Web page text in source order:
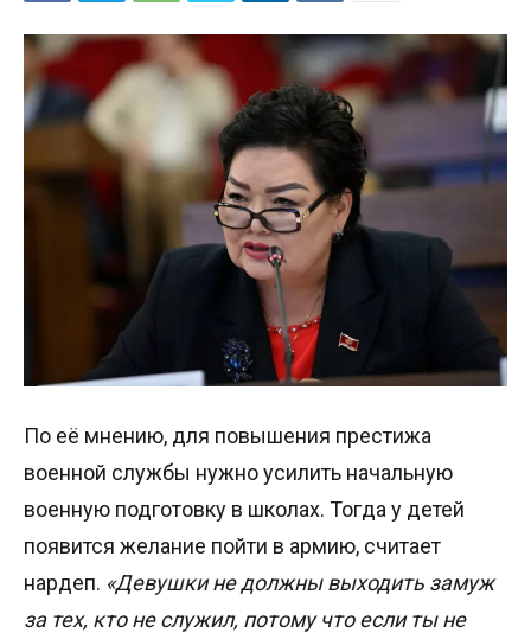
По её мнению, для повышения престижа
военной службы нужно усилить начальную
военную подготовку в школах. Тогда у детей
появится желание пойти в армию, считает
нардеп. «Девушки не должны выходить замуж
за тех, кто не служил, потому что если ты не